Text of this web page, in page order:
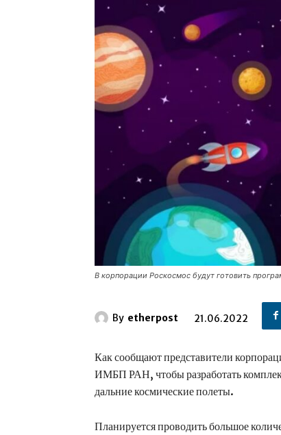
В корпорации Роскосмос будут готовить
By etherpost 21.06.2022
Как сообщают представители
ИМБП РАН, чтобы разработать
дальние космические полеты.
Планируется проводить большое